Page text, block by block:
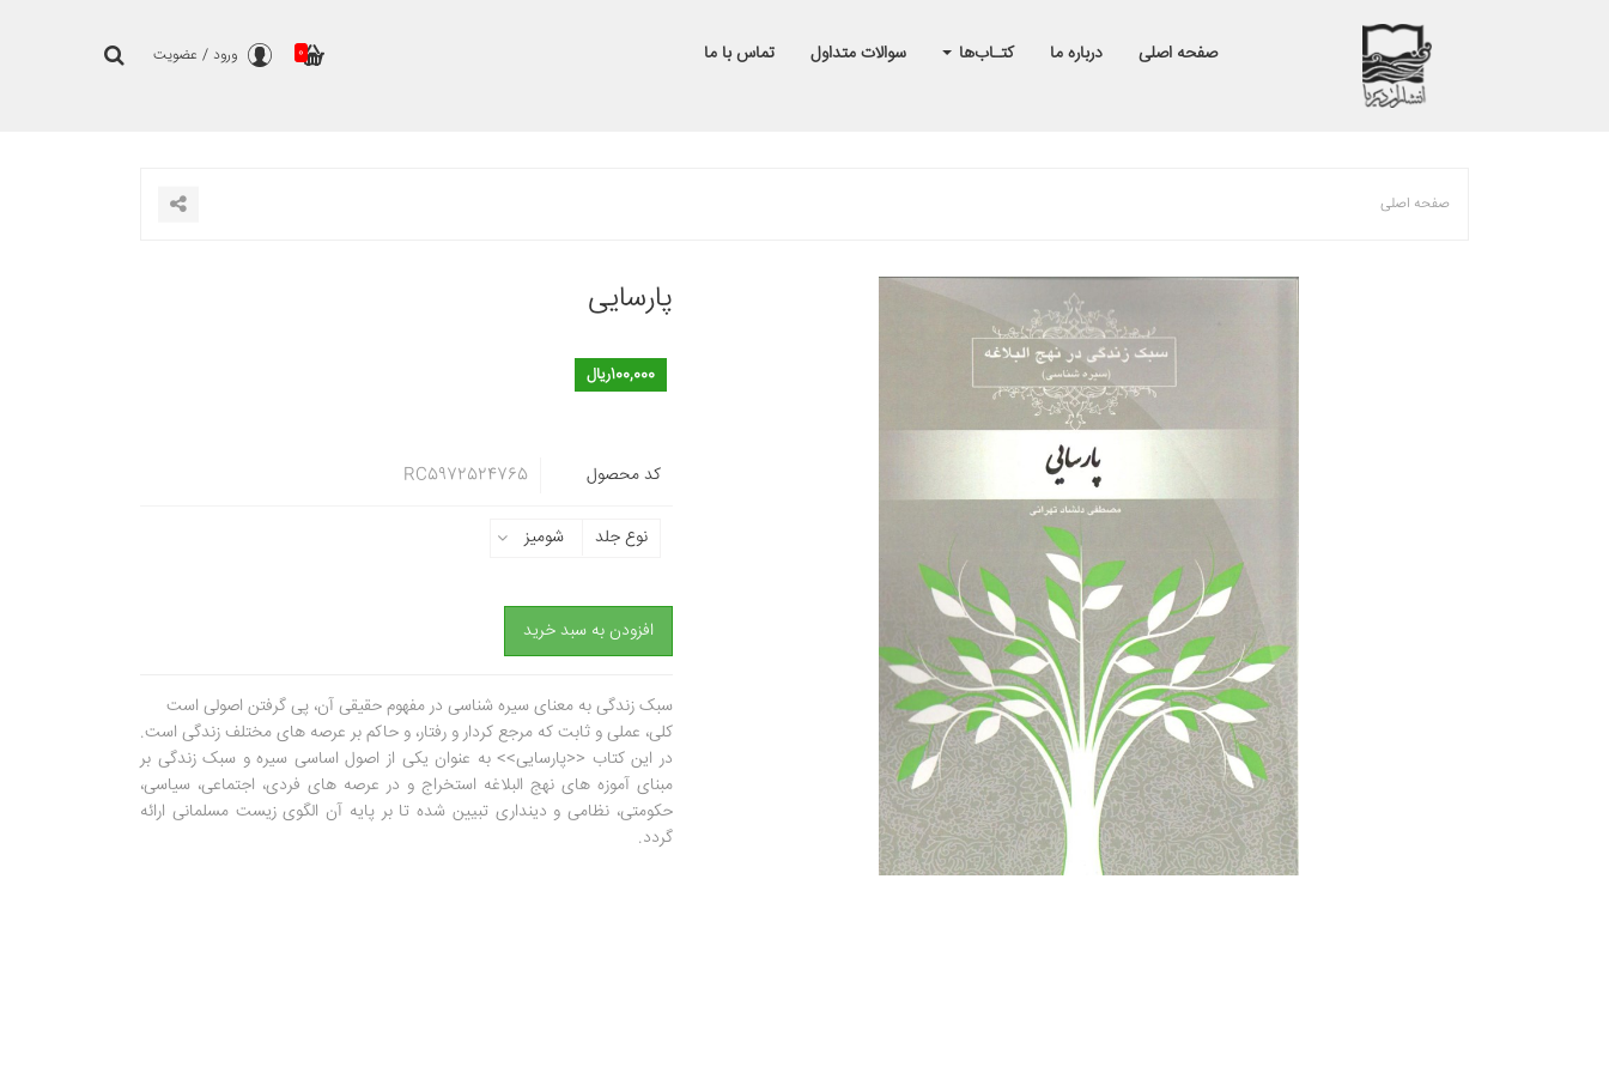
صفحه اصلی درباره ما کتـاب‌ها سوالات متداول تماس با ما 0 ورود / عضویت
صفحه اصلی
پارسایی
100,000ریال
کد محصول RC5972524765
نوع جلد شومیز
افزودن به سبد خرید
سبک زندگی به معنای سیره شناسی در مفهوم حقیقی آن، پی گرفتن اصولی است
کلی، عملی و ثابت که مرجع کردار و رفتار، و حاکم بر عرصه های مختلف زندگی است.
در این کتاب <<پارسایی>> به عنوان یکی از اصول اساسی سیره و سبک زندگی بر
مبنای آموزه های نهج البلاغه استخراج و در عرصه های فردی، اجتماعی، سیاسی،
حکومتی، نظامی و دینداری تبیین شده تا بر پایه آن الگوی زیست مسلمانی ارائه
گردد.